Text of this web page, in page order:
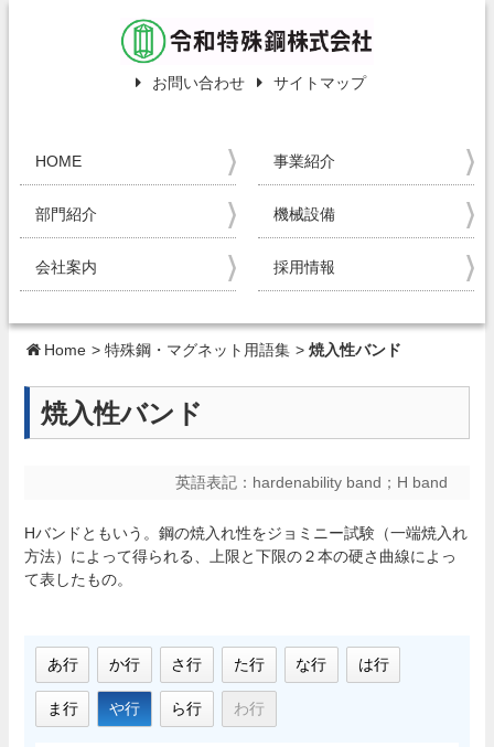
お問い合わせ サイトマップ
HOME 事業紹介
部門紹介 機械設備
会社案内 採用情報
Home > 特殊鋼・マグネット用語集 > 焼入性バンド
焼入性バンド
英語表記： hardenability band；H band
Hバンドともいう。鋼の焼入れ性をジョミニー試験（一端焼入れ
方法）によって得られる、上限と下限の２本の硬さ曲線によっ
て表したもの。
あ行 か行 さ行 た行 な行 は行
ま行 や行 ら行 わ行